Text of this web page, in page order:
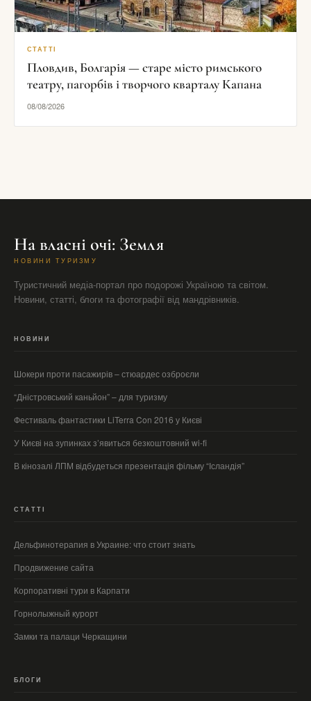
СТАТТІ
Пловдив, Болгарія — старе місто римського
театру, пагорбів і творчого кварталу Капана
08/08/2026
На власні очі: Земля
НОВИНИ ТУРИЗМУ
Туристичний медіа-портал про подорожі Україною та світом.
Новини, статті, блоги та фотографії від мандрівників.
НОВИНИ
Шокери проти пасажирів – стюардес озброєли
“Дністровський каньйон” – для туризму
Фестиваль фантастики LiTerra Con 2016 у Києві
У Києві на зупинках з’явиться безкоштовний wi-fi
В кінозалі ЛПМ відбудеться презентація фільму “Ісландія”
СТАТТІ
Дельфинотерапия в Украине: что стоит знать
Продвижение сайта
Корпоративні тури в Карпати
Горнолыжный курорт
Замки та палаци Черкащини
БЛОГИ